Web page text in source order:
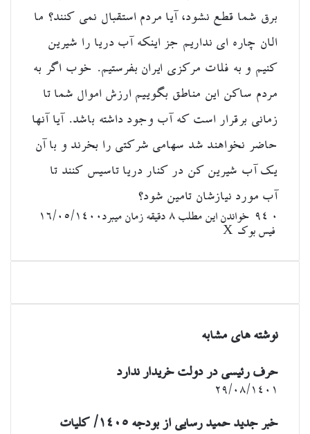
برق شما قطع نشود، آیا مردم استقبال نمی کنند؟ ما
الان چاره ای نداریم جز اینکه آب دریا را شیرین
کنیم و به فلات مرکزی ایران بفرستیم. خوب اگر به
مردم ساکن این مناطق بگوییم ارزش اموال شما تا
زمانی برقرار است که آب وجود داشته باشد. آیا آنها
حاضر نخواهند شد سهامی شرکتی را بخرند و با آن
یک آب شیرین کن در کنار دریا تاسیس کنند تا
آب مورد نیازشان تامین شود؟
۱۶/۰۵/۱۴۰۰ ۰
خواندن این مطلب 8 دقیقه زمان میبرد
فیس بوک X
از
نوشته های مشابه
حرف رئیسی در دولت خریدار ندارد
۲۹/۰۸/۱۴۰۱
خبر جدید حمید رسایی از بودجه ۱۴۰۵/ کلیات